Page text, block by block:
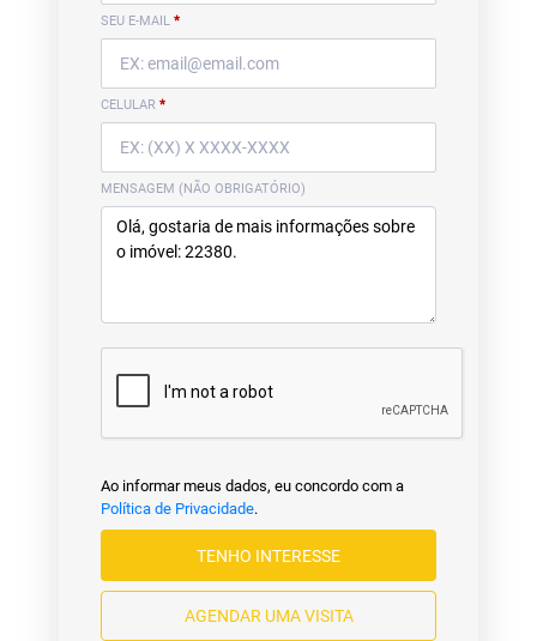
SEU E-MAIL *
CELULAR *
MENSAGEM (NÃO OBRIGATÓRIO)
Ao informar meus dados, eu concordo com a
Política de Privacidade.
TENHO INTERESSE
AGENDAR UMA VISITA